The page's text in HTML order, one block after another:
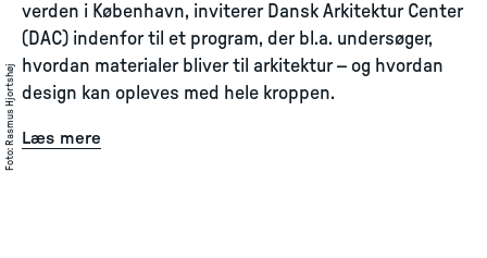
Foto
:
Rasmus Hjortshøj
verden i København, inviterer Dansk Arkitektur Center
(DAC) indenfor til et program, der bl.a. undersøger,
hvordan materialer bliver til arkitektur – og hvordan
design kan opleves med hele kroppen.
Læs mere